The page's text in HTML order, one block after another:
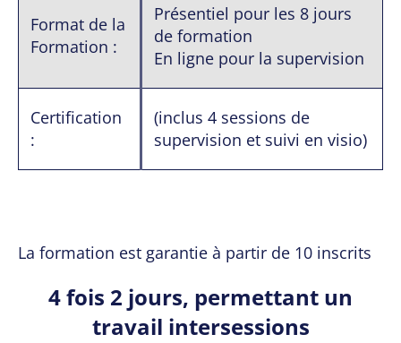
Format de la
Formation :
Présentiel pour les 8 jours
de formation
En ligne pour la supervision
Certification
:
(inclus 4 sessions de
supervision et suivi en visio)
La formation est garantie à partir de 10 inscrits
4 fois 2 jours, permettant un
travail intersessions